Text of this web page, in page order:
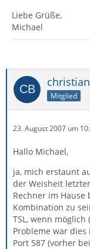
Liebe Grüße,
Michael
Mitglied
23. August 2007 um
Hallo Michael,
ja, mich erstaunt
der Weisheit
Rechner im Hause
Kombination zu
TSL, wenn
Probleme war dies
Port 587 (vorher